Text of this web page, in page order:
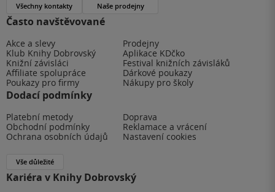
Často navštěvované
Akce a slevy
Prodejny
Klub Knihy Dobrovský
Aplikace KDčko
Knižní závisláci
Festival knižních závisláků
Affiliate spolupráce
Dárkové poukazy
Poukazy pro firmy
Nákupy pro školy
Dodací podmínky
Platební metody
Doprava
Obchodní podmínky
Reklamace a vrácení
Ochrana osobních údajů
Nastavení cookies
Vše důležité
Kariéra v Knihy Dobrovský
Všechny kontakty Naše prodejny